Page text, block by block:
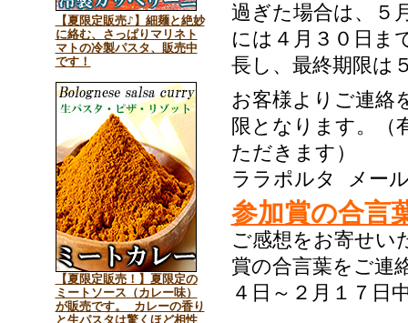
【夏限定販売♪】細麺と絶妙
に絡む、さっぱりマリネト
マトの冷製パスタ、販売中
です！
【夏限定販売！】夏限定の
ミートソース（カレー味）
が販売です。 カレーの香り
と生パスタは驚くほど相性
過ぎた場合は、５
には４月３０日ま
長し、最終期限は
お客様よりご連絡
限となります。（
ただきます）
ララポルタ メー
参加賞の合言
ご感想をお寄せい
賞の合言葉をご連
４日～２月１７日